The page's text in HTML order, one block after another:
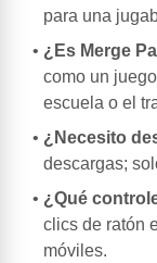
para una
¿Es Merge
como un
escuela o el
¿Necesito
descargas;
¿Qué
clics de ratón
móviles.